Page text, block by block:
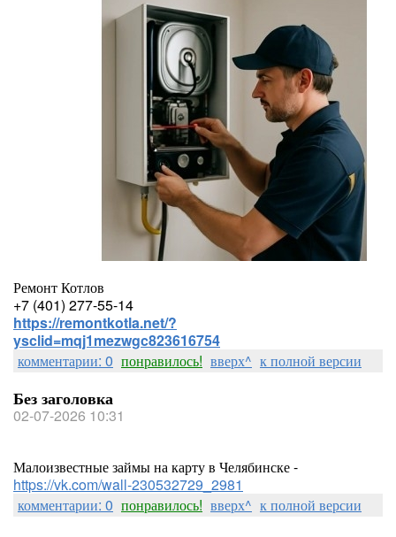
Ремонт Котлов
+7 (401) 277-55-14
https://remontkotla.net/?
ysclid=mqj1mezwgc823616754
комментарии: 0 понравилось! вверх^ к полной версии
Без заголовка
02-07-2026 10:31
Малоизвестные займы на карту в Челябинске -
https://vk.com/wall-230532729_2981
комментарии: 0 понравилось! вверх^ к полной версии